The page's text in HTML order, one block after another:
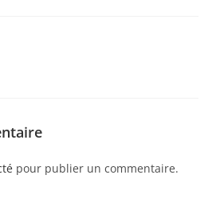
pour publier un commentaire.